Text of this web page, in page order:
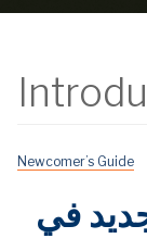
Newcomer’s Guide
في